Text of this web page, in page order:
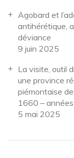
Agobard et
antihérétique,
déviance
9 juin 2025
La visite, outil
une province
piémontaise
1660 –
5 mai 2025